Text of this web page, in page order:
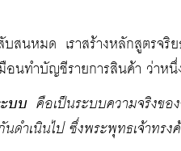
หมด เราสร้างหลักสูตรจริย
อนทำบัญชีรายการสินค้า ว่าห
บบ คือเป็นระบบความจริงข
ดำเนินไป ซึ่งพระพุทธเจ้าทร